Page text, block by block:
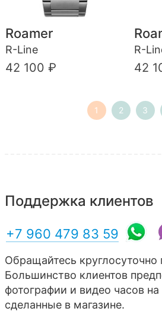
Roamer
R-Line
42 100 ₽
R-
42
1 2 3
Поддержка клиентов
+7 960 479 83 59
Обращайтесь
Большинство клиентов
фотографии и видео часов на
сделанные в магазине.